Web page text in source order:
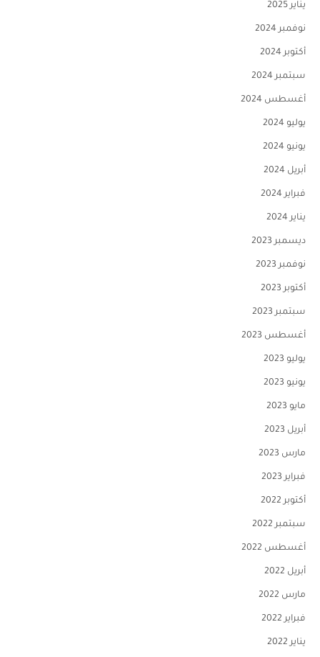
يناير 2025
نوفمبر 2024
أكتوبر 2024
سبتمبر 2024
أغسطس 2024
يوليو 2024
يونيو 2024
أبريل 2024
فبراير 2024
يناير 2024
ديسمبر 2023
نوفمبر 2023
أكتوبر 2023
سبتمبر 2023
أغسطس 2023
يوليو 2023
يونيو 2023
مايو 2023
أبريل 2023
مارس 2023
فبراير 2023
أكتوبر 2022
سبتمبر 2022
أغسطس 2022
أبريل 2022
مارس 2022
فبراير 2022
يناير 2022